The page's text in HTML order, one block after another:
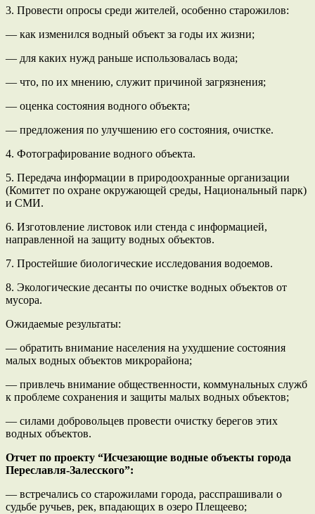
3. Провести опросы среди жителей, особенно старожилов:
— как изменился водный объект за годы их жизни;
— для каких нужд раньше использовалась вода;
— что, по их мнению, служит причиной загрязнения;
— оценка состояния водного объекта;
— предложения по улучшению его состояния, очистке.
4. Фотографирование водного объекта.
5. Передача информации в природоохранные организации
(Комитет по охране окружающей среды, Национальный парк)
и СМИ.
6. Изготовление листовок или стенда с информацией,
направленной на защиту водных объектов.
7. Простейшие биологические исследования водоемов.
8. Экологические десанты по очистке водных объектов от
мусора.
Ожидаемые результаты:
— обратить внимание населения на ухудшение состояния
малых водных объектов микрорайона;
— привлечь внимание общественности, коммунальных служб
к проблеме сохранения и защиты малых водных объектов;
— силами добровольцев провести очистку берегов этих
водных объектов.
Отчет по проекту “Исчезающие водные объекты города
Переславля-Залесского”:
— встречались со старожилами города, расспрашивали о
судьбе ручьев, рек, впадающих в озеро Плещеево;